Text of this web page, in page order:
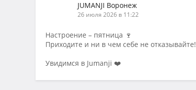
JUMANJI Воронеж
26 июля 2026 в 11:22
Настроение – пятница 🍷
Приходите и ни в чем себе не отказывайте!
Увидимся в Jumanji ❤️